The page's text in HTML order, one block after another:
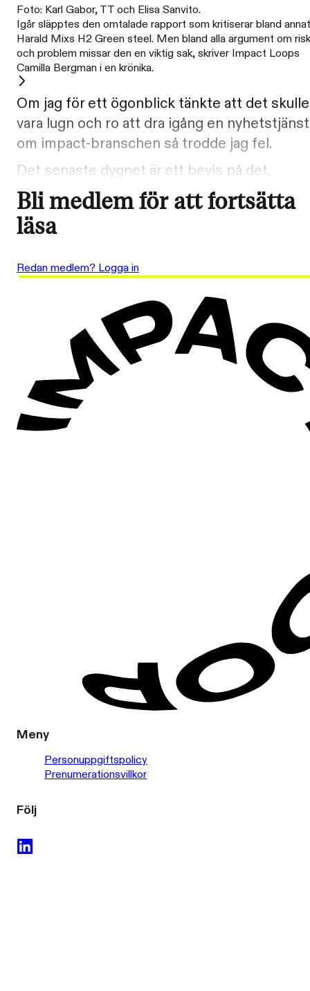
Foto: Karl Gabor, TT och Elisa Sanvito.
Igår släpptes den omtalade rapport som kritiserar bland annat
Harald Mixs H2 Green steel. Men bland alla argument om
och problem missar den en viktig sak, skriver Impact Loops
Camilla Bergman i en krönika.
Om jag för ett ögonblick tänkte att det skulle
vara lugn och ro att dra igång en nyhetstjänst
om impact-branschen så trodde jag fel.
Det senaste dygnet är ett bevis på det.
Bli medlem för att fortsätta
läsa
Redan medlem? Logga in
Meny
Personuppgiftspolicy
Prenumerationsvillkor
Följ